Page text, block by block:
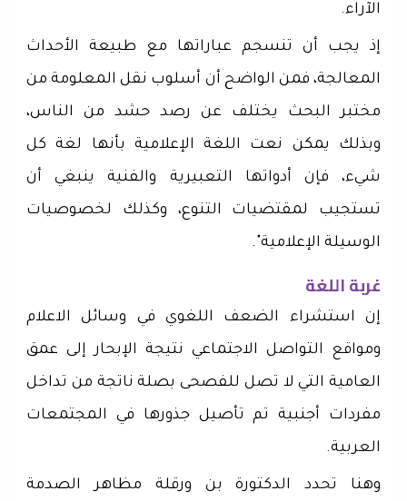
الآراء.
إذ يجب أن تنسجم عباراتها مع طبيعة الأحداث
المعالجة، فمن الواضح أن أسلوب نقل المعلومة من
مختبر البحث يختلف عن رصد حشد من الناس،
وبذلك يمكن نعت اللغة الإعلامية بأنها لغة كل
شيء، فإن أدواتها التعبيرية والفنية ينبغي أن
تستجيب لمقتضيات التنوع، وكذلك لخصوصيات
الوسيلة الإعلامية".
غربة اللغة
إن استشراء الضعف اللغوي في وسائل الاعلام
ومواقع التواصل الاجتماعي نتيجة الإبحار إلى عمق
العامية التي لا تصل للفصحى بصلة ناتجة من تداخل
مفردات أجنبية تم تأصيل جذورها في المجتمعات
العربية.
وهنا تحدد الدكتورة بن ورقلة مظاهر الصدمة